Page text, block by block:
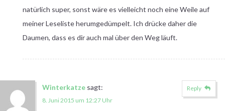
natürlich super, sonst wäre es vielleicht noch eine Weile auf
meiner Leseliste herumgedümpelt. Ich drücke daher die
Daumen, dass es dir auch mal über den Weg läuft.
Winterkatze sagt:
8. Juni 2015 um 12:27 Uhr
Reply